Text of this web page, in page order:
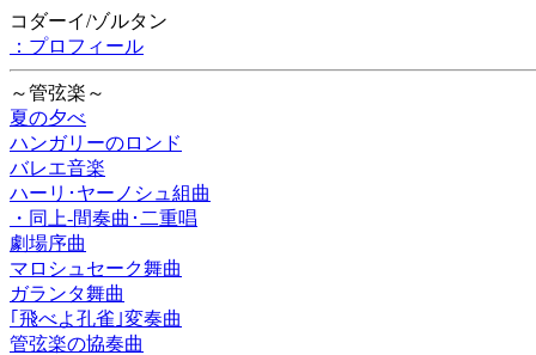
コダーイ/ゾルタン
：プロフィール
～管弦楽～
夏の夕べ
ハンガリーのロンド
バレエ音楽
ハーリ･ヤーノシュ組曲
・同上-間奏曲･二重唱
劇場序曲
マロシュセーク舞曲
ガランタ舞曲
｢飛べよ孔雀｣変奏曲
管弦楽の協奏曲